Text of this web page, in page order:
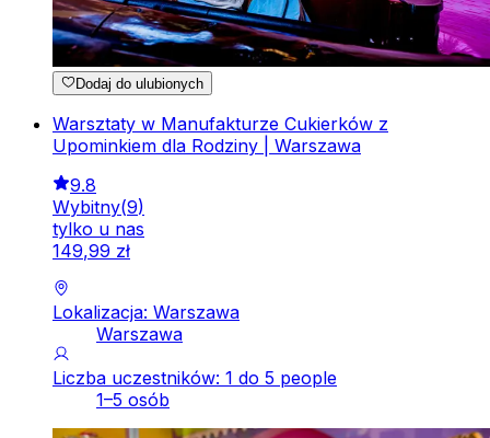
Dodaj do ulubionych
Warsztaty w Manufakturze Cukierków z
Upominkiem dla Rodziny | Warszawa
9.8
Wybitny(9)
tylko u nas
149,99 zł
Lokalizacja: Warszawa
Warszawa
Liczba uczestników: 1 do 5 people
1–5 osób